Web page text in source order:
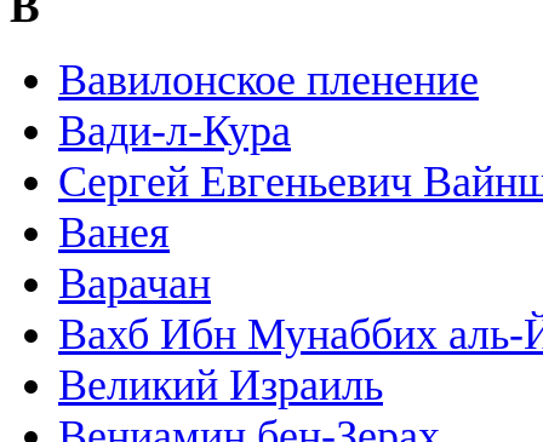
Вавилонское пленение
Вади-л-Кура
Сергей Евгеньевич
Ванея
Варачан
Вахб Ибн Мунаббих аль-
Великий Израиль